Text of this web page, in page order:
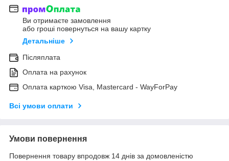
Ви отримаєте замовлення
або гроші повернуться на вашу картку
Детальніше
Післяплата
Оплата на рахунок
Оплата карткою Visa, Mastercard - WayForPay
Всі умови оплати
Умови повернення
Повернення товару впродовж 14 днів за домовленістю